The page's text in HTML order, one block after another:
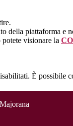
della piattaforma e
visionare la
È possibile